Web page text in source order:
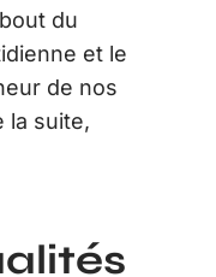
du
et le
de nos
la suite,